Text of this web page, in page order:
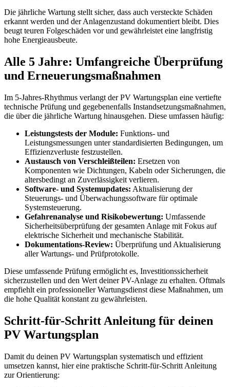
Die jährliche Wartung stellt sicher, dass auch versteckte Schäden
erkannt werden und der Anlagenzustand dokumentiert bleibt. Dies
beugt teuren Folgeschäden vor und gewährleistet eine langfristig
hohe Energieausbeute.
Alle 5 Jahre: Umfangreiche Überprüfung
und Erneuerungsmaßnahmen
Im 5-Jahres-Rhythmus verlangt der PV Wartungsplan eine vertiefte
technische Prüfung und gegebenenfalls Instandsetzungsmaßnahmen,
die über die jährliche Wartung hinausgehen. Diese umfassen häufig:
Leistungstests der Module: Funktions- und
Leistungsmessungen unter standardisierten Bedingungen, um
Effizienzverluste festzustellen.
Austausch von Verschleißteilen: Ersetzen von
Komponenten wie Dichtungen, Kabeln oder Sicherungen, die
altersbedingt an Zuverlässigkeit verlieren.
Software- und Systemupdates: Aktualisierung der
Steuerungs- und Überwachungssoftware für optimale
Systemsteuerung.
Gefahrenanalyse und Risikobewertung: Umfassende
Sicherheitsüberprüfung der gesamten Anlage mit Fokus auf
elektrische Sicherheit und mechanische Stabilität.
Dokumentations-Review: Überprüfung und Aktualisierung
aller Wartungs- und Prüfprotokolle.
Diese umfassende Prüfung ermöglicht es, Investitionssicherheit
sicherzustellen und den Wert deiner PV-Anlage zu erhalten. Oftmals
empfiehlt ein professioneller Wartungsdienst diese Maßnahmen, um
die hohe Qualität konstant zu gewährleisten.
Schritt-für-Schritt Anleitung für deinen
PV Wartungsplan
Damit du deinen PV Wartungsplan systematisch und effizient
umsetzen kannst, hier eine praktische Schritt-für-Schritt Anleitung
zur Orientierung: